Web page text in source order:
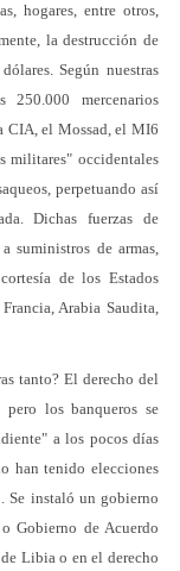
hogares, entre otros,
la destrucción de
Según nuestras
mercenarios
CIA, el Mossad, el MI6
militares" occidentales
perpetuando así
Dichas fuerzas de
suministros de armas,
de los Estados
Arabia Saudita,
tanto? El derecho del
los banqueros se
a los pocos días
han tenido elecciones
Se instaló un gobierno
Gobierno de Acuerdo
Libia o en el derecho